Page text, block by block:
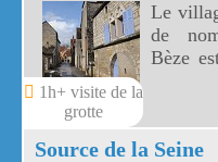
1h+ visite de la
grotte
Le
de
Bèze
Source de la Seine